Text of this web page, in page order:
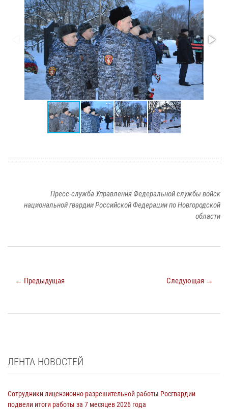
Пресс-служба Управления Федеральной службы войск
национальной гвардии Российской Федерации по Новгородской
области
← Предыдущая Следующая →
ЛЕНТА НОВОСТЕЙ
Сотрудники лицензионно-разрешительной работы Росгвардии
подвели итоги работы за 7 месяцев 2026 года